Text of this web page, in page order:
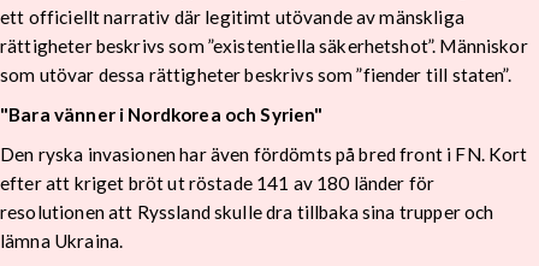
ett officiellt narrativ där legitimt utövande av mänskliga
rättigheter beskrivs som ”existentiella säkerhetshot”. Människor
som utövar dessa rättigheter beskrivs som ”fiender till staten”.
"Bara vänner i Nordkorea och Syrien"
Den ryska invasionen har även fördömts på bred front i FN. Kort
efter att kriget bröt ut röstade 141 av 180 länder för
resolutionen att Ryssland skulle dra tillbaka sina trupper och
lämna Ukraina.